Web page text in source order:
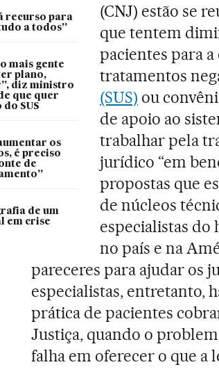
recurso para
a todos”
mais gente
plano,
diz ministro
que quer
SUS
os
é preciso
de
de um
em crise
(CNJ) estão se
que tentem
pacientes para
tratamentos
(SUS) ou
de apoio ao
trabalhar pela
jurídico “em
propostas que
de núcleos
especialistas do
no país e na
pareceres para ajudar os
especialistas, entretanto,
prática de pacientes
Justiça, quando o
falha em oferecer o que a